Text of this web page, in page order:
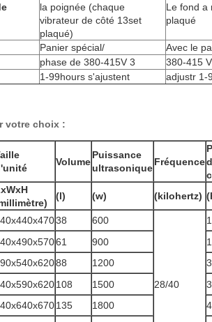
la poignée (chaque
vibrateur de côté 13set
plaqué)
Le fond a
plaqué
Panier spécial/
Avec le
phase de 380-415V 3
380-415
1-99hours s'ajustent adjustr 1-
votre choix :
Volume
Puissance
ultrasonique
Fréquence
(l) (w) (kilohertz)
38 600
28/40
61 900
88 1200 3
108 1500
3
135 1800